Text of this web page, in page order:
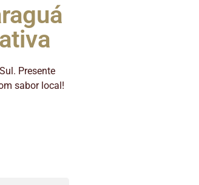
Presente
sabor local!